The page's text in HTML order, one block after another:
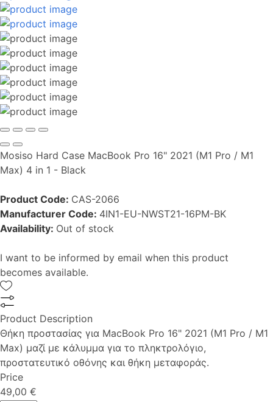
Mosiso Hard Case MacBook Pro 16" 2021 (M1 Pro / M1
Max) 4 in 1 - Black
Product Code: CAS-2066
Manufacturer Code: 4IN1-EU-NWST21-16PM-BK
Availability: Out of stock
I want to be informed by email when this product
becomes available.
Product Description
Θήκη προστασίας για MacBook Pro 16" 2021 (M1 Pro / M1
Max) μαζί με κάλυμμα για το πληκτρολόγιο,
προστατευτικό οθόνης και θήκη μεταφοράς.
Price
49,00 €